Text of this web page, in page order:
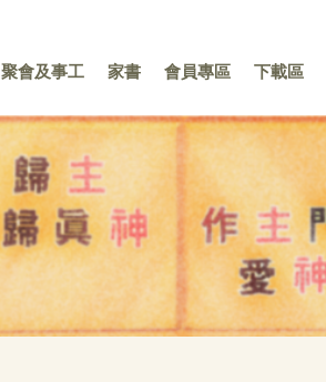
聚會及事工 家書 會員專區 下載區